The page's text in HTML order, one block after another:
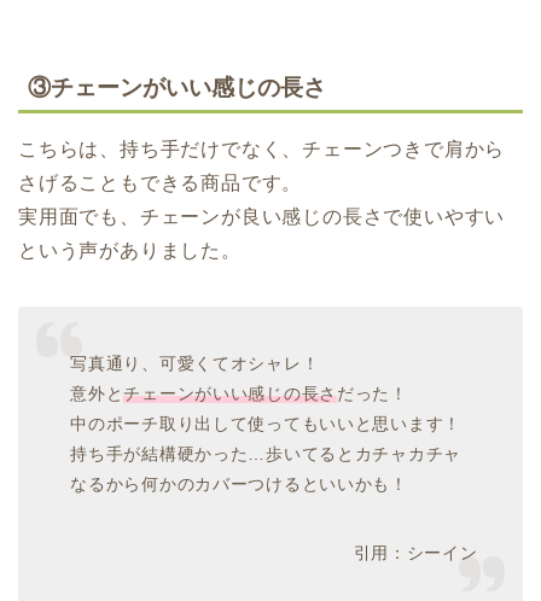
③チェーンがいい感じの長さ
こちらは、持ち手だけでなく、チェーンつきで肩から
さげることもできる商品です。
実用面でも、チェーンが良い感じの長さで使いやすい
という声がありました。
写真通り、可愛くてオシャレ！
意外とチェーンがいい感じの長さだった！
中のポーチ取り出して使ってもいいと思います！
持ち手が結構硬かった…歩いてるとカチャカチャ
なるから何かのカバーつけるといいかも！
引用：シーイン